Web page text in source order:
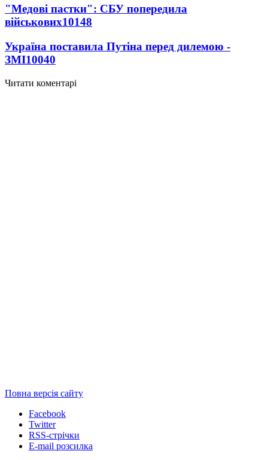
"Медові пастки": СБУ попередила
військових10148
Україна поставила Путіна перед дилемою -
ЗМІ10040
Читати коментарі
Повна версія сайту
Facebook
Twitter
RSS-стрічки
E-mail розсилка